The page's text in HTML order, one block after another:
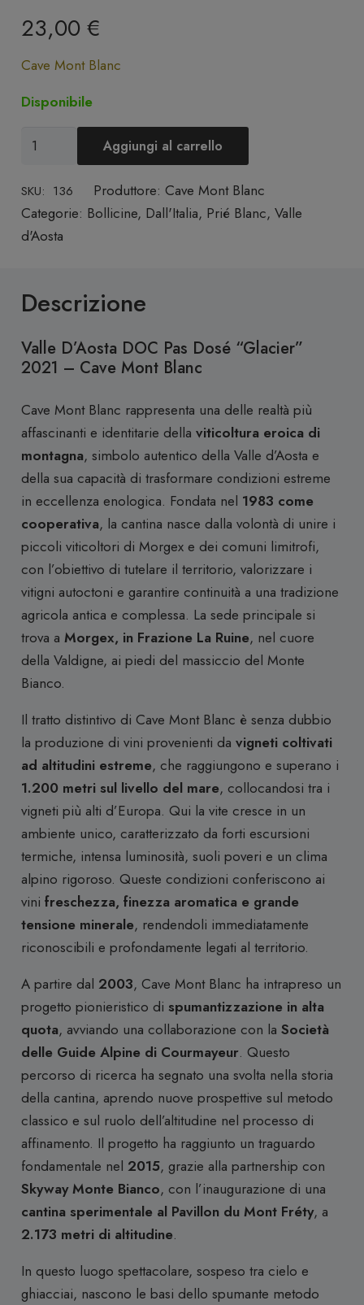
23,00€
Cave Mont Blanc
Disponibile
Valle
DOC
Pas
Dosé
-
Mont
Blanc
Aggiungi al carrello
SKU: 136 Produttore:Cave Mont Blanc
Categorie: Bollicine, Dall'Italia, Prié Blanc, Valle
d'Aosta
Descrizione
Valle D’Aosta DOC Pas Dosé “Glacier”
2021 – Cave Mont Blanc
Cave Mont Blanc rappresenta una delle realtà più
affascinanti e identitarie della viticoltura eroica di
montagna, simbolo autentico della Valle d’Aosta e
della sua capacità di trasformare condizioni estreme
in eccellenza enologica. Fondata nel 1983 come
cooperativa, la cantina nasce dalla volontà di unire i
piccoli viticoltori di Morgex e dei comuni limitrofi,
con l’obiettivo di tutelare il territorio, valorizzare i
vitigni autoctoni e garantire continuità a una tradizione
agricola antica e complessa. La sede principale si
trova a Morgex, in Frazione La Ruine, nel cuore
della Valdigne, ai piedi del massiccio del Monte
Bianco.
Il tratto distintivo di Cave Mont Blanc è senza dubbio
la produzione di vini provenienti da vigneti coltivati
ad altitudini estreme, che raggiungono e superano i
1.200 metri sul livello del mare, collocandosi tra i
vigneti più alti d’Europa. Qui la vite cresce in un
ambiente unico, caratterizzato da forti escursioni
termiche, intensa luminosità, suoli poveri e un clima
alpino rigoroso. Queste condizioni conferiscono ai
vini freschezza, finezza aromatica e grande
tensione minerale, rendendoli immediatamente
riconoscibili e profondamente legati al territorio.
A partire dal 2003, Cave Mont Blanc ha intrapreso un
progetto pionieristico di spumantizzazione in alta
quota, avviando una collaborazione con la Società
delle Guide Alpine di Courmayeur. Questo
percorso di ricerca ha segnato una svolta nella storia
della cantina, aprendo nuove prospettive sul metodo
classico e sul ruolo dell’altitudine nel processo di
affinamento. Il progetto ha raggiunto un traguardo
fondamentale nel 2015, grazie alla partnership con
Skyway Monte Bianco, con l’inaugurazione di una
cantina sperimentale al Pavillon du Mont Fréty, a
2.173 metri di altitudine.
In questo luogo spettacolare, sospeso tra cielo e
ghiacciai, nascono le basi dello spumante metodo